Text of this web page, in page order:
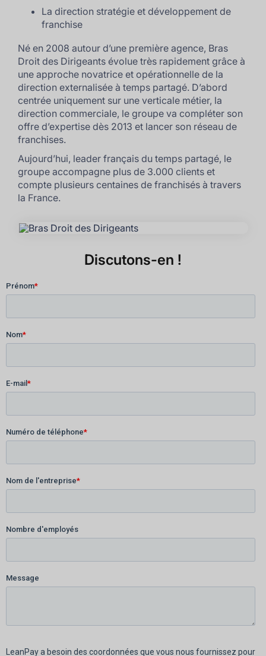
La direction stratégie et développement de
franchise
Né en 2008 autour d’une première agence, Bras
Droit des Dirigeants évolue très rapidement grâce à
une approche novatrice et opérationnelle de la
direction externalisée à temps partagé. D’abord
centrée uniquement sur une verticale métier, la
direction commerciale, le groupe va compléter son
offre d’expertise dès 2013 et lancer son réseau de
franchises.
Aujourd’hui, leader français du temps partagé, le
groupe accompagne plus de 3.000 clients et
compte plusieurs centaines de franchisés à travers
la France.
Discutons-en !